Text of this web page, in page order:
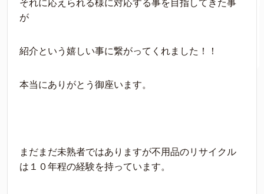
それに応えられる様に対応する事を目指してきた事
が
紹介という嬉しい事に繋がってくれました！！
本当にありがとう御座います。
まだまだ未熟者ではありますが不用品のリサイクル
は１０年程の経験を持っています。